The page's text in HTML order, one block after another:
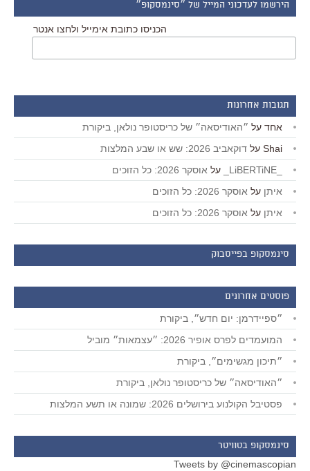
הירשמו לעדכוני המייל של ״סינמסקופ״
הכניסו כתובת אימייל ולחצו אנטר
תגובות אחרונות
אחד על ״האודיסאה״ של כריסטופר נולאן, ביקורת
Shai על דוקאביב 2026: שש או שבע המלצות
על אוסקר 2026: כל הזוכים
איתן על אוסקר 2026: כל הזוכים
איתן על אוסקר 2026: כל הזוכים
סינמסקופ בפייסבוק
פוסטים אחרונים
״ספיידרמן: יום חדש״, ביקורת
המועמדים לפרס אופיר 2026: ״עצמאות״ מוביל
״תיכון מגשימים״, ביקורת
״האודיסאה״ של כריסטופר נולאן, ביקורת
פסטיבל הקולנוע בירושלים 2026: שמונה או תשע המלצות
סינמסקופ בטוויטר
Tweets by @cinemascopian